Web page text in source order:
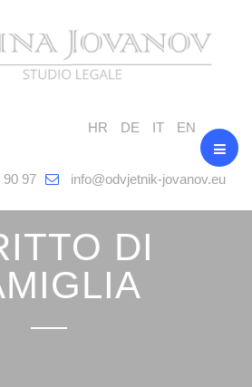
HR DE IT EN
90 97 info@odvjetnik-jovanov.eu
DI